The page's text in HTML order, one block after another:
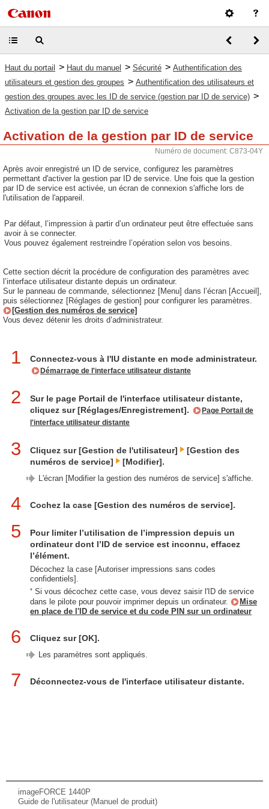
Haut du portail > Haut du manuel > Sécurité > Authentification des
utilisateurs et gestion des groupes > Authentification des utilisateurs et
gestion des groupes avec les ID de service (gestion par ID de service) >
Activation de la gestion par ID de service
Activation de la gestion par ID de service
Numéro de document: C873-04Y
Après avoir enregistré un ID de service, configurez les paramètres
permettant d'activer la gestion par ID de service. Une fois que la gestion
par ID de service est activée, un écran de connexion s'affiche lors de
l'utilisation de l'appareil.
Par défaut, l’impression à partir d’un ordinateur peut être effectuée sans
avoir à se connecter.
Vous pouvez également restreindre l’opération selon vos besoins.
Cette section décrit la procédure de configuration des paramètres avec
l’interface utilisateur distante depuis un ordinateur.
Sur le panneau de commande, sélectionnez [Menu] dans l’écran [Accueil],
puis sélectionnez [Réglages de gestion] pour configurer les paramètres.
[Gestion des numéros de service]
Vous devez détenir les droits d’administrateur.
1 Connectez-vous à l'IU distante en mode administrateur.
Démarrage de l'interface utilisateur distante
2
Sur le page Portail de l'interface utilisateur distante,
cliquez sur [Réglages/Enregistrement].
Page Portail de
l'interface utilisateur distante
3 Cliquez sur [Gestion de l'utilisateur]
[Gestion des
numéros de service]
[Modifier].
L'écran [Modifier la gestion des numéros de service] s'affiche.
4 Cochez la case [Gestion des numéros de service].
5
Pour limiter l’utilisation de l’impression depuis un
ordinateur dont l’ID de service est inconnu, effacez
l’élément.
Décochez la case [Autoriser impressions sans codes
confidentiels].
* Si vous décochez cette case, vous devez saisir l'ID de service
dans le pilote pour pouvoir imprimer depuis un ordinateur.
Mise
en place de l'ID de service et du code PIN sur un ordinateur
6 Cliquez sur [OK].
Les paramètres sont appliqués.
7 Déconnectez-vous de l'interface utilisateur distante.
imageFORCE 1440P
Guide de l'utilisateur (Manuel de produit)